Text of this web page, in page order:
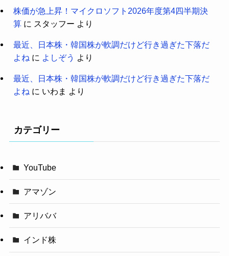
株価が急上昇！マイクロソフト2026年度第4四半期決
算に スタッフー より
最近、日本株・韓国株が軟調だけど行き過ぎた下落だ
よね に よしぞう より
最近、日本株・韓国株が軟調だけど行き過ぎた下落だ
よね に いわま より
カテゴリー
YouTube
アマゾン
アリババ
インド株